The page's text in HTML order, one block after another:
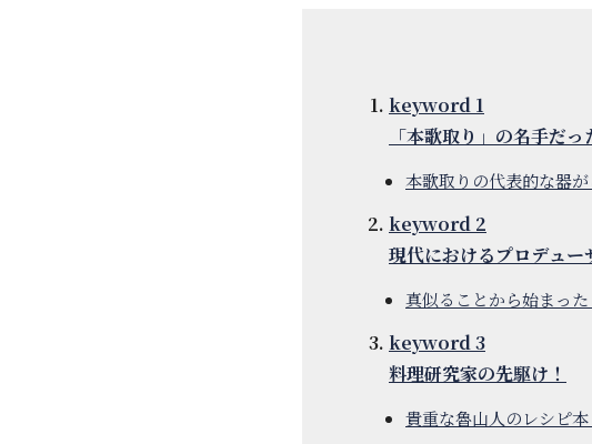
keyword 1
「本歌取り」の名手だっ
本歌取りの代表的な器
keyword 2
現代におけるプロデュー
真似ることから始まった
keyword 3
料理研究家の先駆け！
貴重な魯山人のレシピ本